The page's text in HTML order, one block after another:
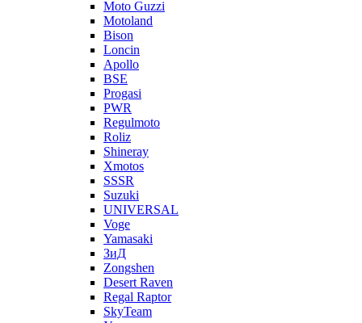
Moto Guzzi
Motoland
Bison
Loncin
Apollo
BSE
Progasi
PWR
Regulmoto
Roliz
Shineray
Xmotos
SSSR
Suzuki
UNIVERSAL
Voge
Yamasaki
ЗиД
Zongshen
Desert Raven
Regal Raptor
SkyTeam